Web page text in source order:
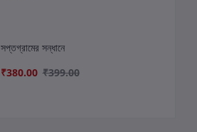
সপ্তগ্রামের সন্ধানে
₹380.00 ₹399.00